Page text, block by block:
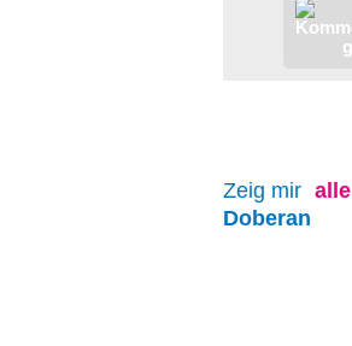
Zeig mir alle
Doberan